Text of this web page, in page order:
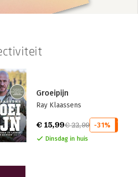
Groeipijn
Ray Klaassens
€ 15,99€ 22,99 -31%
Dinsdag in huis